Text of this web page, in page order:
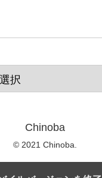
Chinoba
© 2021 Chinoba.